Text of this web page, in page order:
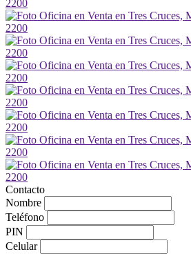
Contacto
Nombre
Teléfono
PIN
Celular